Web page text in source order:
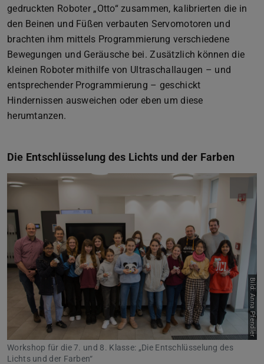
gedruckten Roboter „Otto“ zusammen, kalibrierten die in
den Beinen und Füßen verbauten Servomotoren und
brachten ihm mittels Programmierung verschiedene
Bewegungen und Geräusche bei. Zusätzlich können die
kleinen Roboter mithilfe von Ultraschallaugen – und
entsprechender Programmierung – geschickt
Hindernissen ausweichen oder eben um diese
herumtanzen.
Die Entschlüsselung des Lichts und der Farben
Bild: Anna Pfendler
Workshop für die 7. und 8. Klasse: „Die Entschlüsselung des
Lichts und der Farben“